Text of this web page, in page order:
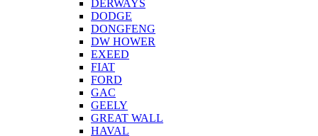
DERWAYS
DODGE
DONGFENG
DW HOWER
EXEED
FIAT
FORD
GAC
GEELY
GREAT WALL
HAVAL